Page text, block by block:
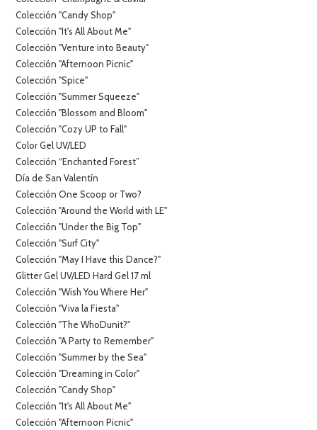
Colección "Candy Shop"
Colección "It's All About Me"
Colección "Venture into Beauty"
Colección "Afternoon Picnic"
Colección "Spice"
Colección "Summer Squeeze"
Colección "Blossom and Bloom"
Colección "Cozy UP to Fall"
Color Gel UV/LED
Colección “Enchanted Forest”
Día de San Valentín
Colección One Scoop or Two?
Colección "Around the World with LE"
Colección "Under the Big Top"
Colección "Surf City"
Colección "May I Have this Dance?"
Glitter Gel UV/LED Hard Gel 17 ml
Colección "Wish You Where Her"
Colección "Viva la Fiesta"
Colección "The WhoDunit?"
Colección "A Party to Remember"
Colección "Summer by the Sea"
Colección "Dreaming in Color"
Colección "Candy Shop"
Colección "It's All About Me"
Colección "Afternoon Picnic"